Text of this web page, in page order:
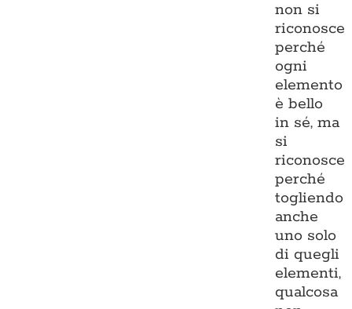
non si
riconosce
perché
ogni
elemento
è bello
in sé, ma
si
riconosce
perché
togliendo
anche
uno solo
di quegli
elementi,
qualcosa